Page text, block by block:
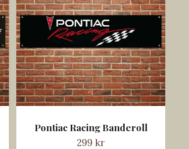
Pontiac Racing Banderoll
299 kr